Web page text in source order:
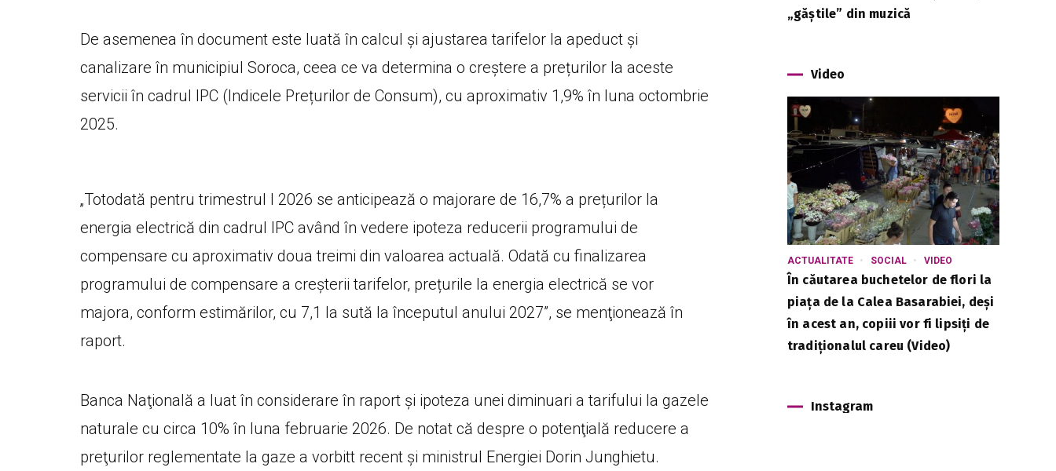
De asemenea în document este luată în calcul şi ajustarea tarifelor la apeduct și
canalizare în municipiul Soroca, ceea ce va determina o creștere a prețurilor la aceste
servicii în cadrul IPC (Indicele Prețurilor de Consum), cu aproximativ 1,9% în luna octombrie
2025.
„Totodată pentru trimestrul I 2026 se anticipează o majorare de 16,7% a prețurilor la
energia electrică din cadrul IPC având în vedere ipoteza reducerii programului de
compensare cu aproximativ doua treimi din valoarea actuală. Odată cu finalizarea
programului de compensare a creșterii tarifelor, prețurile la energia electrică se vor
majora, conform estimărilor, cu 7,1 la sută la începutul anului 2027”, se menţionează în
raport.
Banca Naţională a luat în considerare în raport şi ipoteza unei diminuari a tarifului la gazele
naturale cu circa 10% în luna februarie 2026. De notat că despre o potenţială reducere a
preţurilor reglementate la gaze a vorbitt recent şi ministrul Energiei Dorin Junghietu.
„găștile” din muzică
Video
ACTUALITATE SOCIAL VIDEO
În căutarea buchetelor de flori la
piața de la Calea Basarabiei, deși
în acest an, copiii vor fi lipsiți de
tradiționalul careu (Video)
Instagram